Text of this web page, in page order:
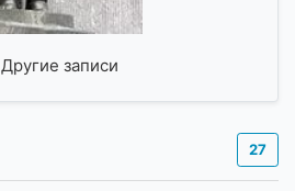
Другие записи
27